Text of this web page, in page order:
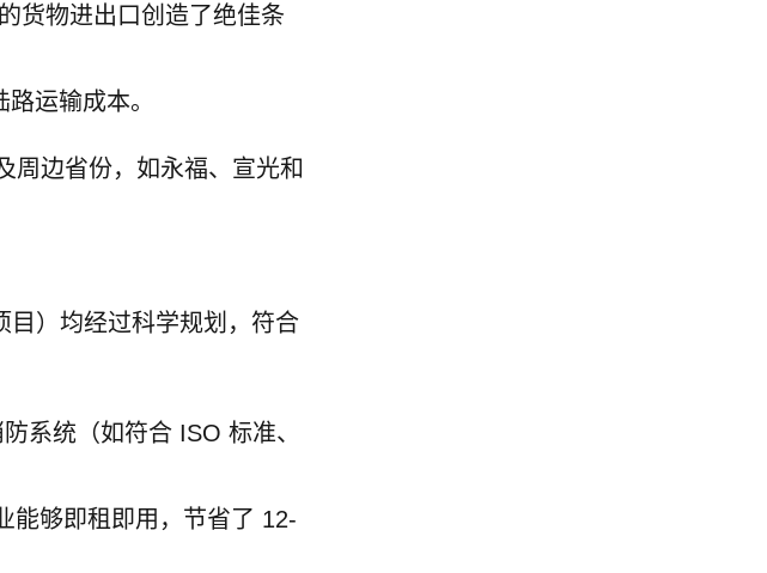
货物进出口创造了绝佳条
运输成本。
周边省份，如永福、宣光和
目）均经过科学规划，符合
系统（如符合 ISO 标准、
能够即租即用，节省了 12-